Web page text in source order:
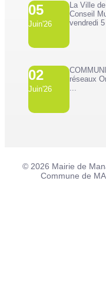
05
Juin'26
La Ville
Conseil
vendredi
02
Juin'26
réseaux
...
© 2026 Mairie de
Commune de